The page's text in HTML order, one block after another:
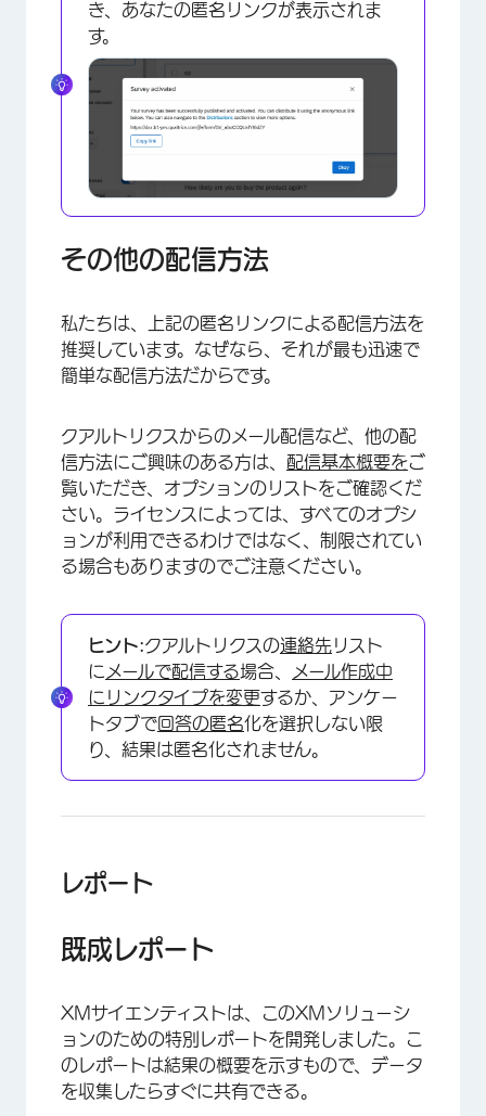
×
×
き、あなたの匿名リンクが表示されま
す。
×
その他の配信方法
私たちは、上記の匿名リンクによる配信方法を
推奨しています。なぜなら、それが最も迅速で
簡単な配信方法だからです。
クアルトリクスからのメール配信など、他の配
信方法にご興味のある方は、 配信基本概要をご
覧いただき、オプションのリストをご確認くだ
さい。ライセンスによっては、すべてのオプシ
ョンが利用できるわけではなく、制限されてい
る場合もありますのでご注意ください。
ヒント:クアルトリクスの連絡先リスト
に メールで配信する場合、
メール作成中
にリンクタイプを変更するか、アンケー
トタブで回答の匿名化を選択しない限
り、結果は匿名化されません。
レポート
既成レポート
XMサイエンティストは、このXMソリューシ
ョンのための特別レポートを開発しました。こ
のレポートは結果の概要を示すもので、データ
を収集したらすぐに共有できる。